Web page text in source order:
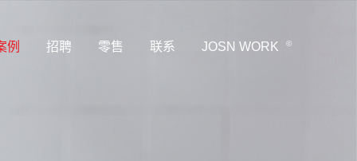
例 招聘 零售 联系 JOSN WORK ©